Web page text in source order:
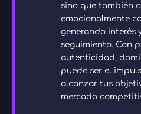
sino que también
emocionalmente
generando interés
seguimiento. Con
autenticidad,
puede ser el
alcanzar tus
mercado